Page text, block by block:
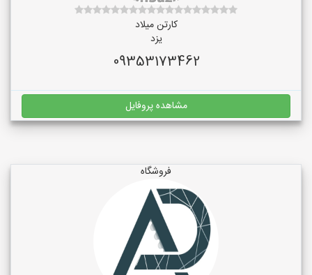
کارتن میلاد
یزد
09353173462
مشاهده پروفایل
فروشگاه